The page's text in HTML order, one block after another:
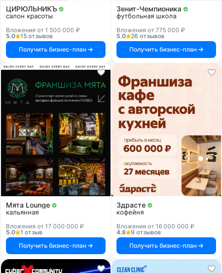
ЦИРЮЛЬНИКЪ
салон красоты
Вложения от 1 500 000 ₽
5.0
15 отзывов
Получить бизнес-план
Зенит-Чемпионика
футбольная школа
Вложения от 775 000 ₽
5.0
26 отзывов
Получить бизнес-план
Мята Lounge
кальянная
Вложения от 17 000 000 ₽
5.0
1 отзыв
Получить бизнес-план
Здрасте
кофейня
Вложения от 16 000 000 ₽
4.8
9 отзывов
Получить бизнес-план